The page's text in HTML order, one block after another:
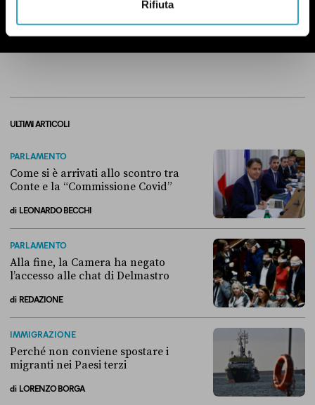
Rifiuta
Ho preso visione dell’informativa privacy
ULTIMI ARTICOLI
PARLAMENTO
Come si è arrivati allo scontro tra
Conte e la “Commissione Covid”
di LEONARDO BECCHI
PARLAMENTO
Alla fine, la Camera ha negato
l’accesso alle chat di Delmastro
di REDAZIONE
IMMIGRAZIONE
Perché non conviene spostare i
migranti nei Paesi terzi
di LORENZO BORGA